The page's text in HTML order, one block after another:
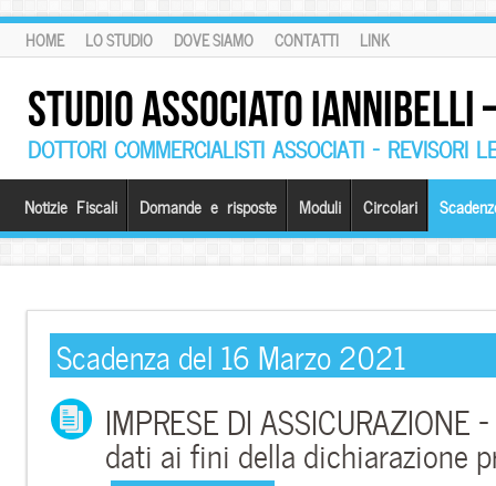
HOME LO STUDIO DOVE SIAMO CONTATTI LINK
STUDIO ASSOCIATO
DOTTORI COMMERCIALISTI ASSOCIATI – REVISORI
Notizie Fiscali Domande e risposte Moduli Circolari
Scadenza del 16 Marzo 2021
IMPRESE DI ASSICURAZIONE
dati ai fini della dichiarazione